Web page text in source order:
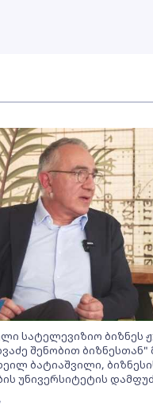
სატელევიზიო ბიზნეს
შენობით ბიზნესთან"
ბატიაშვილი,
უნივერსიტეტის